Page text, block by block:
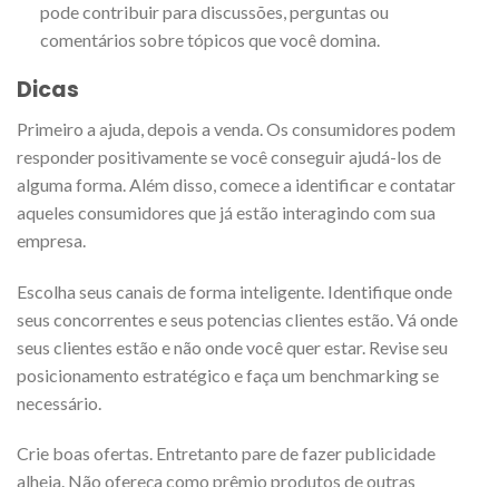
pode contribuir para discussões, perguntas ou
comentários sobre tópicos que você domina.
Dicas
Primeiro a ajuda, depois a venda. Os consumidores podem
responder positivamente se você conseguir ajudá-los de
alguma forma. Além disso, comece a identificar e contatar
aqueles consumidores que já estão interagindo com sua
empresa.
Escolha seus canais de forma inteligente. Identifique onde
seus concorrentes e seus potencias clientes estão. Vá onde
seus clientes estão e não onde você quer estar. Revise seu
posicionamento estratégico e faça um benchmarking se
necessário.
Crie boas ofertas. Entretanto pare de fazer publicidade
alheia. Não ofereça como prêmio produtos de outras